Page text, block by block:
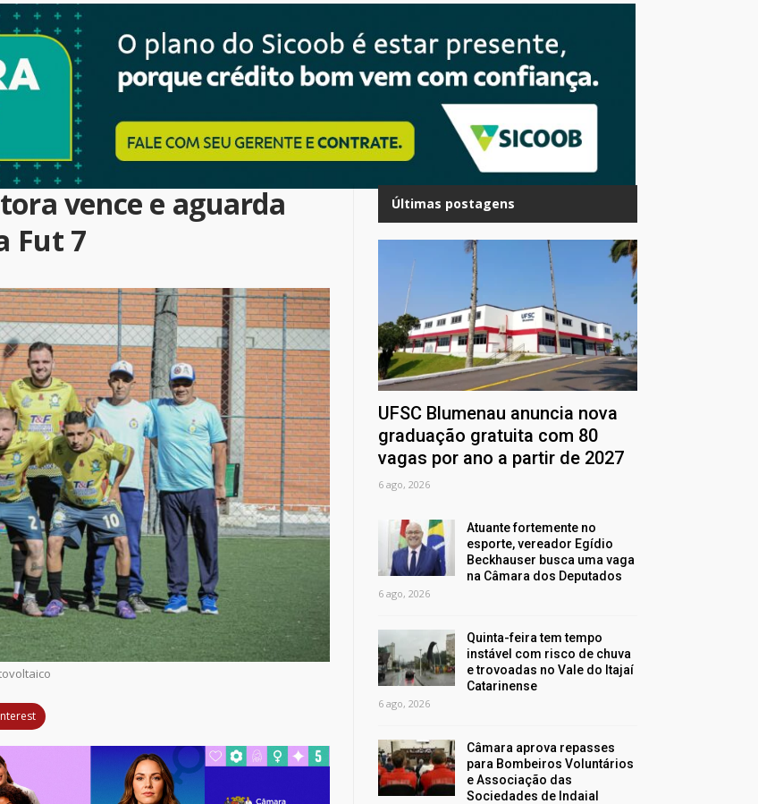
vence e aguarda
Fut 7
Últimas postagens
UFSC Blumenau anuncia nova
graduação gratuita com 80
vagas por ano a partir de 2027
6 ago, 2026
Atuante fortemente no
esporte, vereador Egídio
Beckhauser busca uma vaga
na Câmara dos Deputados
6 ago, 2026
Quinta-feira tem tempo
instável com risco de chuva
e trovoadas no Vale do Itajaí
Catarinense
6 ago, 2026
Câmara aprova repasses
para Bombeiros Voluntários
e Associação das
Sociedades de Indaial